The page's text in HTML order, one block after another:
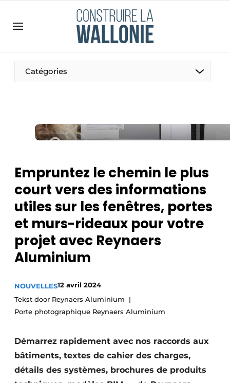
Emploi
Enregistrer une offre d’emploi
Meest gelezen
Podcasts
Privacy / Cookie statement
S’inscrire à l’événement
S’inscrire
Termes et conditions
Video’s
Catégories
Construction bois
Éclairage
Fondations
Empruntez le chemin le plus
court vers des informations
utiles sur les fenêtres, portes
et murs-rideaux pour votre
projet avec Reynaers
Aluminium
NOUVELLES12 avril 2024
Tekst door Reynaers Aluminium
Porte photographique Reynaers Aluminium
Démarrez rapidement avec nos raccords aux
bâtiments, textes de cahier des charges,
détails des systèmes, brochures de produits